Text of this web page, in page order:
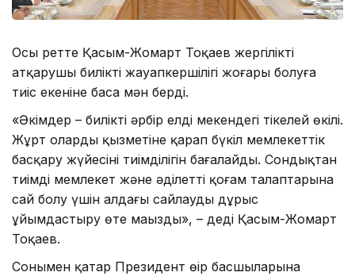
Осы ретте Қасым-Жомарт Тоқаев жергілікті
атқарушы биліктің жауапкершілігі жоғары болуға
тиіс екеніне баса мән берді.
«Әкімдер – биліктің әрбір елді мекендегі тікелей өкілі.
Жұрт олардың қызметіне қарап бүкіл мемлекеттік
басқару жүйесінің тиімділігін бағалайды. Сондықтан
тиімді мемлекет және әділетті қоғам талаптарына
сай болу үшін алдағы сайлауды дұрыс
ұйымдастыру өте маңызды», – деді Қасым-Жомарт
Тоқаев.
Сонымен қатар Президент өңір басшыларына